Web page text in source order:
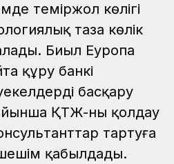
теміржол көлігі
таза көлік
Биыл Еуропа
құру банкі
басқару
ҚТЖ-ны қолдау
тартуға
қабылдады.